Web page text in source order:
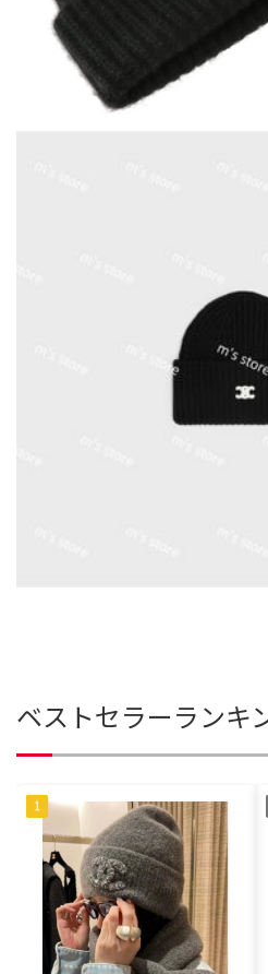
ベストセラーランキ